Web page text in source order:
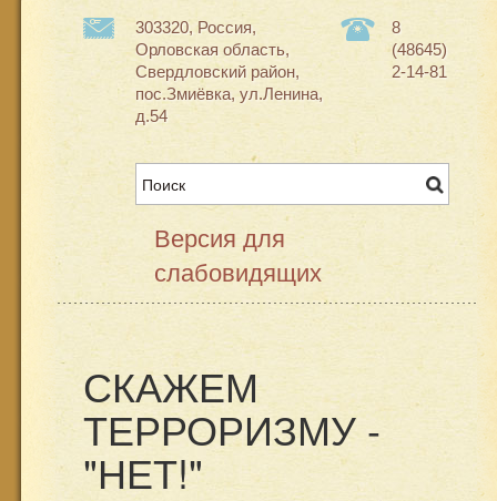
303320, Россия,
Орловская область,
Свердловский район,
пос.Змиёвка, ул.Ленина,
д.54
8
(48645)
2-14-81
Версия для
слабовидящих
СКАЖЕМ
ТЕРРОРИЗМУ -
"НЕТ!"